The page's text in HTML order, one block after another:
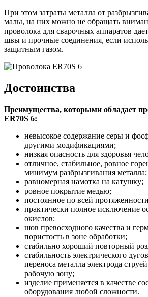
При этом затраты металла от
малы, на них можно не обращать
проволока для сварочных аппаратов
швы и прочные соединения, если
защитным газом.
Достоинства
Преимущества, которыми обладает
ER70S 6:
невысокое содержание серы и
другими модификациями;
низкая опасность для здоровья
отличное, стабильное, ровное
минимум разбрызгивания металла;
равномерная намотка на катушку;
ровное покрытие медью;
постоянное по всей
практически полное исключение
окислов;
шов превосходного качества и
пористость в зоне обработки;
стабильно хороший повторный
стабильность электрического
переноса металла электрода
рабочую зону;
изделие применяется в качестве
оборудования любой сложности.